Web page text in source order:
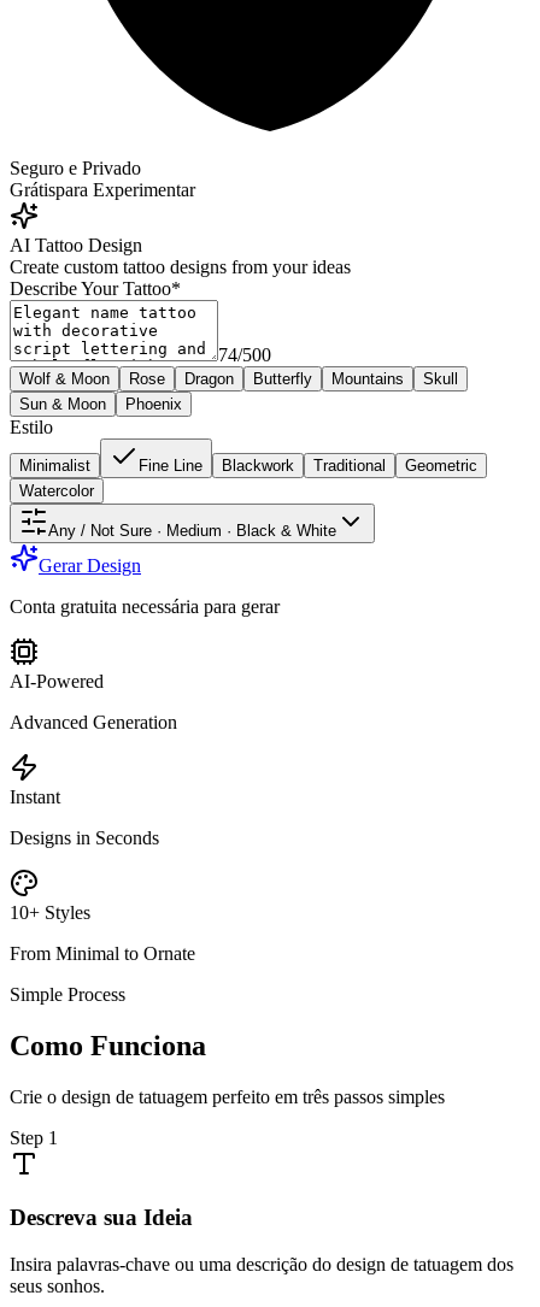
Seguro e Privado
Grátispara Experimentar
AI Tattoo Design
Create custom tattoo designs from your ideas
Describe Your Tattoo*
74/500
Wolf & Moon Rose Dragon Butterfly Mountains
Skull
Sun & Moon
Phoenix
Estilo
Minimalist Fine Line Blackwork Traditional
Geometric
Watercolor
Any / Not Sure · Medium · Black & White
Gerar Design
Conta gratuita necessária para gerar
AI-Powered
Advanced Generation
Instant
Designs in Seconds
10+ Styles
From Minimal to Ornate
Simple Process
Como Funciona
Crie o design de tatuagem perfeito em três passos simples
Step 1
Descreva sua Ideia
Insira palavras-chave ou uma descrição do design de tatuagem dos
seus sonhos.